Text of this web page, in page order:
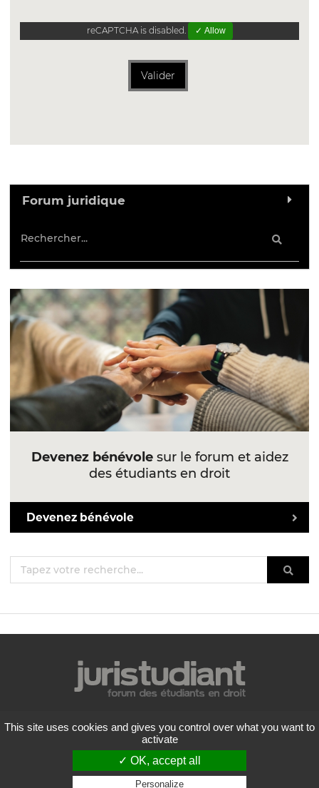
reCAPTCHA is disabled. ✓ Allow
Valider
Forum juridique
Devenez bénévolesur le forum et aidez
des étudiants en droit
Devenez bénévole
Mentions légales
Politique de confidentialité
Conditions générales d'utilisation
Liste des forums
Contactez-nous
This site uses cookies and gives you control over what you want to
activate
✓ OK, accept all
Personalize